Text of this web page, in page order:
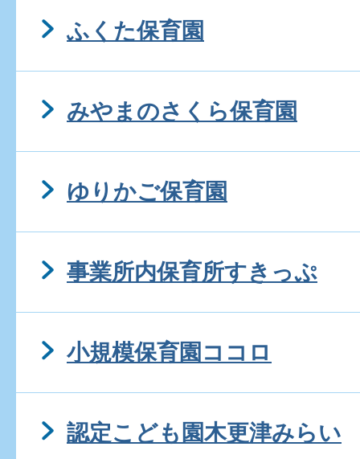
ふくた保育園
みやまのさくら保育園
ゆりかご保育園
事業所内保育所すきっぷ
小規模保育園ココロ
認定こども園木更津みらい